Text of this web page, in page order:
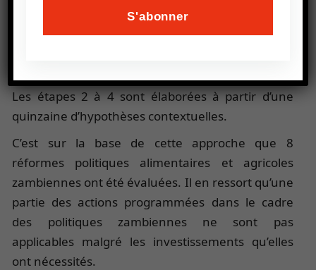
Adoption ;
Évaluation et réforme.
Les étapes 2 à 4 sont élaborées à partir d’une
quinzaine d’hypothèses contextuelles.
C’est sur la base de cette approche que 8
réformes politiques alimentaires et agricoles
zambiennes ont été évaluées. Il en ressort qu’une
partie des actions programmées dans le cadre
des politiques zambiennes ne sont pas
applicables malgré les investissements qu’elles
ont nécessités.